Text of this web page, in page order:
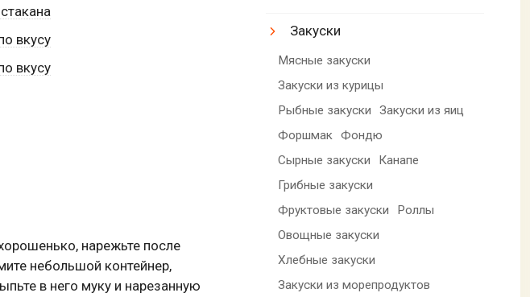
вкусу
вкусу
нарежьте после
небольшой контейнер,
в него муку и нарезанную
Закуски
Мясные закуски
Закуски из курицы
Рыбные закуски
Закуски из яиц
Форшмак Фондю
Сырные закуски
Канапе
Грибные закуски
Фруктовые закуски
Роллы
Овощные закуски
Хлебные закуски
Закуски из морепродуктов